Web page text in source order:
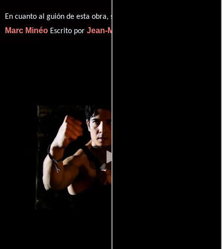
En cuanto al guión de esta obra, se encuentra a cargo de
Marc Minéo Escrito por Jean-Marc Minéo